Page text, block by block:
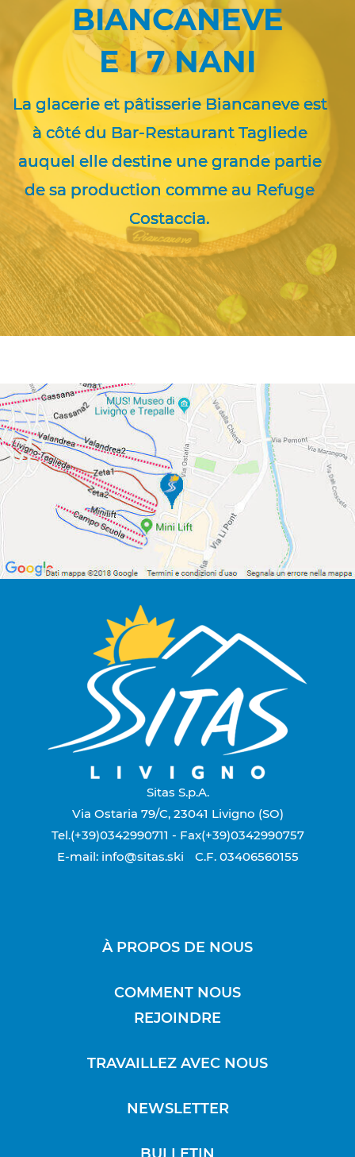
BIANCANEVE
E I 7 NANI
La glacerie et pâtisserie Biancaneve est
à côté du Bar-Restaurant Tagliede
auquel elle destine une grande partie
de sa production comme au Refuge
Costaccia.
Sitas S.p.A.
Via Ostaria 79/C, 23041 Livigno (SO)
Tel.(+39)0342990711 - Fax(+39)0342990757
E-mail: info@sitas.ski
C.F. 03406560155
À PROPOS DE NOUS
COMMENT NOUS
REJOINDRE
TRAVAILLEZ AVEC NOUS
NEWSLETTER